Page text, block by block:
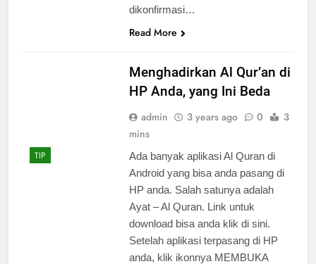
dikonfirmasi…
Read More
TIP
Menghadirkan Al Qur’an di
HP Anda, yang Ini Beda
admin 3 years ago 0
3
mins
Ada banyak aplikasi Al Quran di
Android yang bisa anda pasang di
HP anda. Salah satunya adalah
Ayat – Al Quran. Link untuk
download bisa anda klik di sini.
Setelah aplikasi terpasang di HP
anda, klik ikonnya MEMBUKA